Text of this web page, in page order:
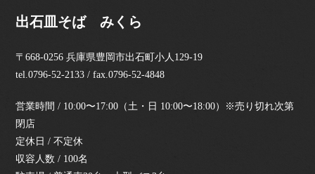
出石皿そば みくら
〒668-0256 兵庫県豊岡市出石町小人129-19
tel.0796-52-2133 / fax.0796-52-4848
営業時間 / 10:00〜17:00（土・日 10:00〜18:00）※売り切れ次第
閉店
定休日 / 不定休
収容人数 / 100名